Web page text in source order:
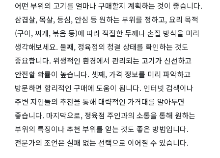
어떤 부위의 고기를 얼마나 구매할지 계획하는 것이 좋습니다.
삼겹살, 목살, 등심, 안심 등 원하는 부위를 정하고, 요리 목적
(구이, 찌개, 볶음 등)에 따라 적절한 두께나 손질 방식을 미리
생각해보세요. 둘째, 정육점의 청결 상태를 확인하는 것도
중요합니다. 위생적인 환경에서 관리되는 고기가 신선하고
안전할 확률이 높습니다. 셋째, 가격 정보를 미리 파악하고
방문하면 합리적인 구매에 도움이 됩니다. 인터넷 검색이나
주변 지인들의 추천을 통해 대략적인 가격대를 알아두면
좋습니다. 마지막으로, 정육점 주인과의 소통을 통해 원하는
부위의 특징이나 추천 부위를 얻는 것도 좋은 방법입니다.
전문가의 조언은 실패 없는 선택으로 이어질 수 있습니다.